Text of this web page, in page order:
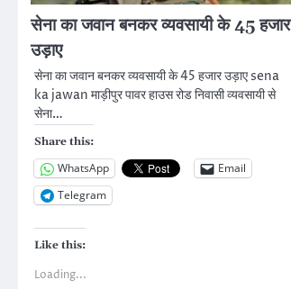
सेना का जवान बनकर व्यवसायी के 45 हजार
उड़ाए
सेना का जवान बनकर व्यवसायी के 45 हजार उड़ाए sena
ka jawan माड़ीपुर पावर हाउस रोड निवासी व्यवसायी से
सेना…
Share this:
WhatsApp
Email
Telegram
Like this:
Loading...